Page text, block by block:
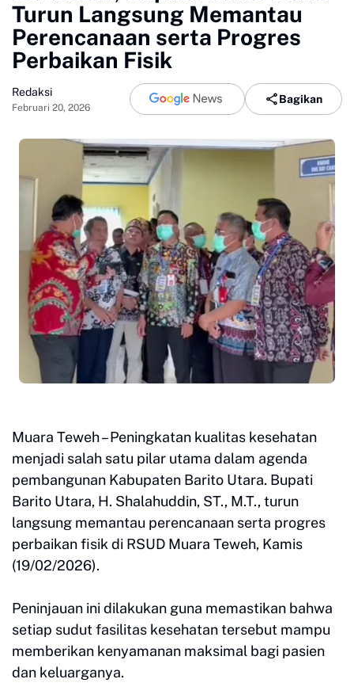
Turun Langsung Memantau
Perencanaan serta Progres
Perbaikan Fisik
Redaksi
Februari 20, 2026
Bagikan
Muara Teweh – Peningkatan kualitas kesehatan
menjadi salah satu pilar utama dalam agenda
pembangunan Kabupaten Barito Utara. Bupati
Barito Utara, H. Shalahuddin, ST., M.T., turun
langsung memantau perencanaan serta progres
perbaikan fisik di RSUD Muara Teweh, Kamis
(19/02/2026).
Peninjauan ini dilakukan guna memastikan bahwa
setiap sudut fasilitas kesehatan tersebut mampu
memberikan kenyamanan maksimal bagi pasien
dan keluarganya.